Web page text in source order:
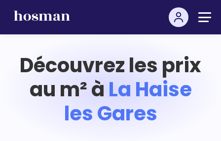
Découvrez les prix
au m² à La Haise
les Gares